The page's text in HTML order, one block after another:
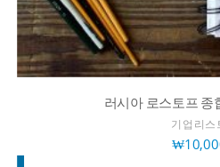
러시아 로스토프 종
기업리스
₩